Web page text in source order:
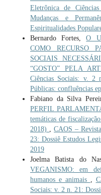
Eletrônica de
Mudanças e
Espiritualidades
Bernardo Fortes,O
COMO RECURSO
SOCIAIS
“GOSTO” PELA
Ciências Sociais: v. 2
Públicas: confluências
Fabiano da Silva
PERFIL
temáticas de
2018)
,CAOS –
23: Dossiê Estudos
2019
Joelma Batista do
VEGANISMO: em
humanos e animais
Sociais: v. 2 n. 21: